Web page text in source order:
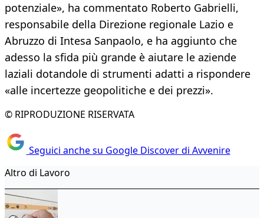
potenziale», ha commentato Roberto Gabrielli,
responsabile della Direzione regionale Lazio e
Abruzzo di Intesa Sanpaolo, e ha aggiunto che
adesso la sfida più grande è aiutare le aziende
laziali dotandole di strumenti adatti a rispondere
«alle incertezze geopolitiche e dei prezzi».
© RIPRODUZIONE RISERVATA
Seguici anche su Google Discover di Avvenire
Altro di Lavoro